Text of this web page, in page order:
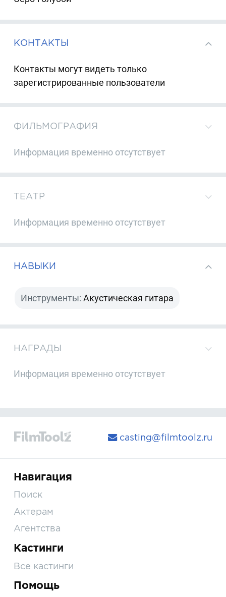
КОНТАКТЫ
Контакты могут видеть только
зарегистрированные пользователи
ФИЛЬМОГРАФИЯ
Информация временно отсутствует
ТЕАТР
Информация временно отсутствует
НАВЫКИ
Инструменты: Акустическая гитара
НАГРАДЫ
Информация временно отсутствует
casting@filmtoolz.ru
Навигация
Поиск
Актерам
Агентства
Кастинги
Все кастинги
Помощь